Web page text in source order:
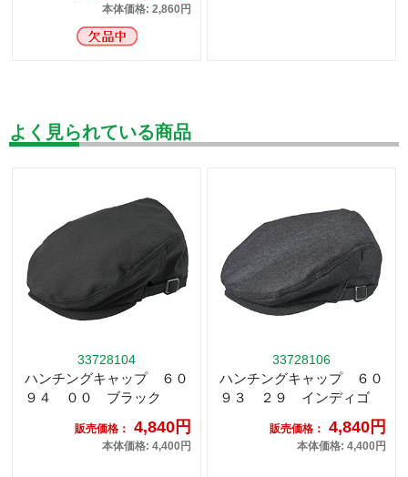
本体価格: 2,860円
よく見られている商品
33728104
ハンチングキャップ ６０
９４ ００ ブラック
販売価格： 4,840円
本体価格: 4,400円
33728106
ハンチングキャップ ６０
９３ ２９ インディゴ
販売価格： 4,840円
本体価格: 4,400円